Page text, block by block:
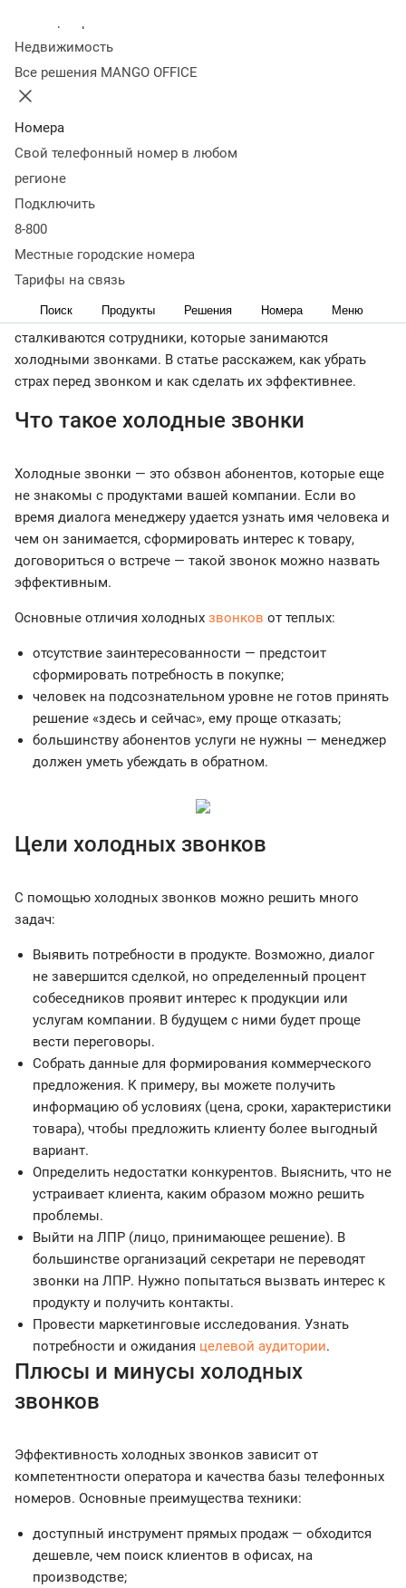
Недвижимость
Все решения MANGO OFFICE
Номера
Свой телефонный номер в любом
регионе
Подключить
8-800
Местные городские номера
Тарифы на связь
Поиск Продукты Решения Номера Меню
продаж по телефону
07 октября 202158 063
Оглавление
Что такое холодные звонки
холодного звонка
Техника холодных звонков
холодных звонков
номеровКак повысить эффективность
холодных звонков
< назад
Звонок без предварительного согласования часто
общение в грубом тоне — то, с чем ежедневно
сталкиваются сотрудники, которые занимаются
холодными звонками. В статье расскажем, как убрать
страх перед звонком и как сделать их эффективнее.
Что такое холодные звонки
Холодные звонки — это обзвон абонентов, которые еще
не знакомы с продуктами вашей компании. Если во
время диалога менеджеру удается узнать имя человека и
чем он занимается, сформировать интерес к товару,
договориться о встрече — такой звонок можно назвать
эффективным.
Основные отличия холодных звонков от теплых:
отсутствие заинтересованности — предстоит
сформировать потребность в покупке;
человек на подсознательном уровне не готов принять
решение «здесь и сейчас», ему проще отказать;
большинству абонентов услуги не нужны — менеджер
должен уметь убеждать в обратном.
Цели холодных звонков
С помощью холодных звонков можно решить много
задач:
Выявить потребности в продукте. Возможно, диалог
не завершится сделкой, но определенный процент
собеседников проявит интерес к продукции или
услугам компании. В будущем с ними будет проще
вести переговоры.
Собрать данные для формирования коммерческого
предложения. К примеру, вы можете получить
информацию об условиях (цена, сроки, характеристики
товара), чтобы предложить клиенту более выгодный
вариант.
Определить недостатки конкурентов. Выяснить, что не
устраивает клиента, каким образом можно решить
проблемы.
Выйти на ЛПР (лицо, принимающее решение). В
большинстве организаций секретари не переводят
звонки на ЛПР. Нужно попытаться вызвать интерес к
продукту и получить контакты.
Провести маркетинговые исследования. Узнать
потребности и ожидания целевой аудитории.
Плюсы и минусы холодных
звонков
Эффективность холодных звонков зависит от
компетентности оператора и качества базы телефонных
номеров. Основные преимущества техники:
доступный инструмент прямых продаж — обходится
дешевле, чем поиск клиентов в офисах, на
производстве;